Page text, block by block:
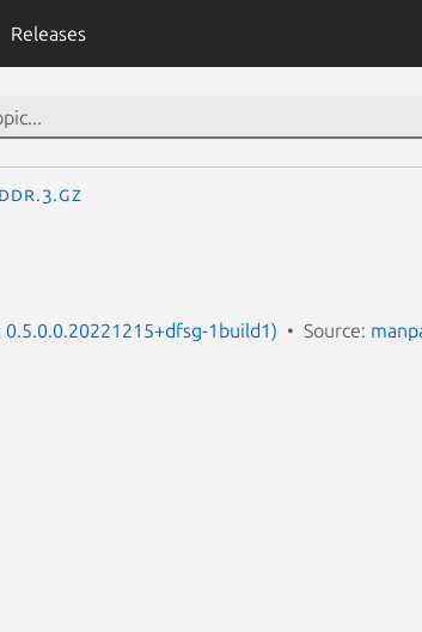
Releases
0.5.0.0.20221215+dfsg-1build1) Source: